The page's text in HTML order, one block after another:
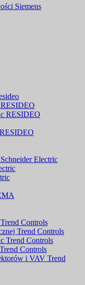
Siemens
RESIDEO
Electric
Controls
Trend Controls
Trend Controls
Controls
i VAV Trend